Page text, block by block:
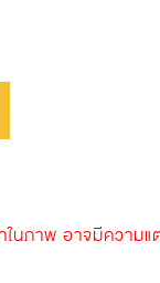
ในภาพ อาจมีควา